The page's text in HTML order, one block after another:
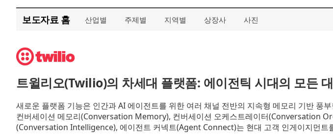
보도자료 홈 산업별 주제별 지역별 상장사 사진
트윌리오(Twilio)의 차세대 플랫폼: 에이전틱 시대의 모든
새로운 플랫폼 기능은 인간과 AI 에이전트를 위한 여러 채널 전반의 지속형 메모리 기반 풍
컨버세이션 메모리(Conversation Memory), 컨버세이션 오케스트레이터(Conversation
(Conversation Intelligence), 에이전트 커넥트(Agent Connect)는 현대 고객 인게이지먼트